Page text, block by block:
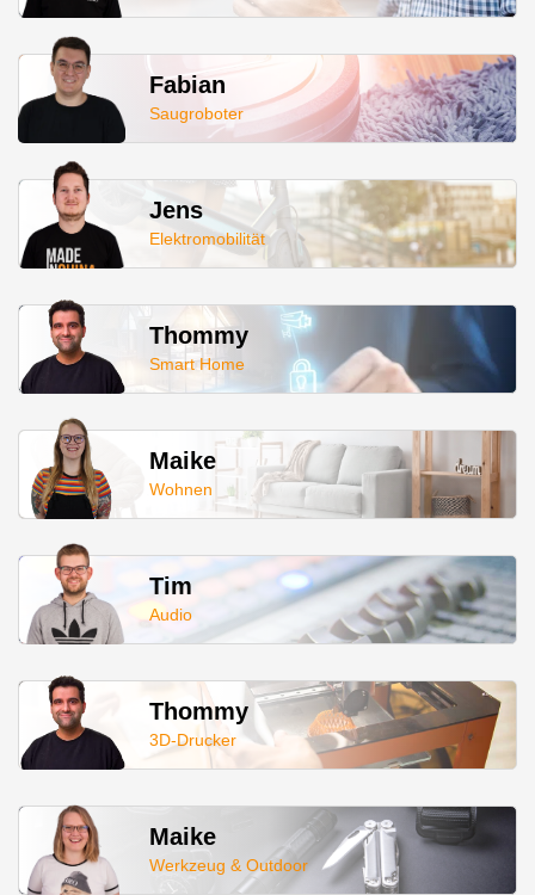
Fabian
Saugroboter
Jens
Elektromobilität
Thommy
Smart Home
Maike
Wohnen
Tim
Audio
Thommy
3D-Drucker
Maike
Werkzeug & Outdoor